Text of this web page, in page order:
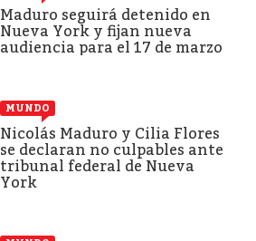
Maduro seguirá detenido en
Nueva York y fijan nueva
audiencia para el 17 de marzo
MUNDO
Nicolás Maduro y Cilia Flores
se declaran no culpables ante
tribunal federal de Nueva
York